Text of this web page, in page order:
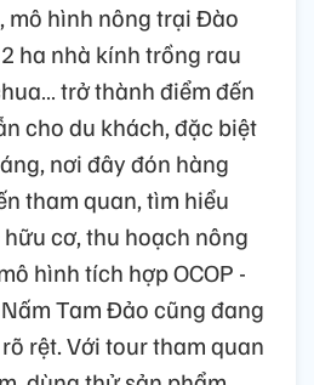
mô hình nông trại Đào
ha nhà kính trồng rau
trở thành điểm đến
cho du khách, đặc biệt
nơi đây đón hàng
tham quan, tìm hiểu
cơ, thu hoạch nông
hình tích hợp OCOP -
Tam Đảo cũng đang
rệt. Với tour tham quan